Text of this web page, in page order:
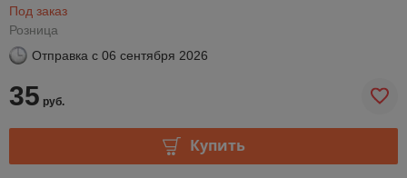
Под заказ
Розница
Отправка с 06 сентября 2026
35 руб.
Купить